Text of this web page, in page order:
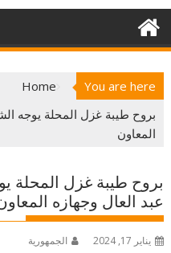
You are here
Home
بروح طيبة غزل المحلة يوجه
المعاون
بروح طيبة غزل المحلة
عبد العال وجهازه
يناير 17, 2024 الجمهورية